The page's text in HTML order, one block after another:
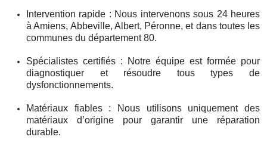
Intervention rapide : Nous intervenons sous 24 heures
à Amiens, Abbeville, Albert, Péronne, et dans toutes les
communes du département 80.
Spécialistes certifiés : Notre équipe est formée pour
diagnostiquer et résoudre tous types de
dysfonctionnements.
Matériaux fiables : Nous utilisons uniquement des
matériaux d’origine pour garantir une réparation
durable.